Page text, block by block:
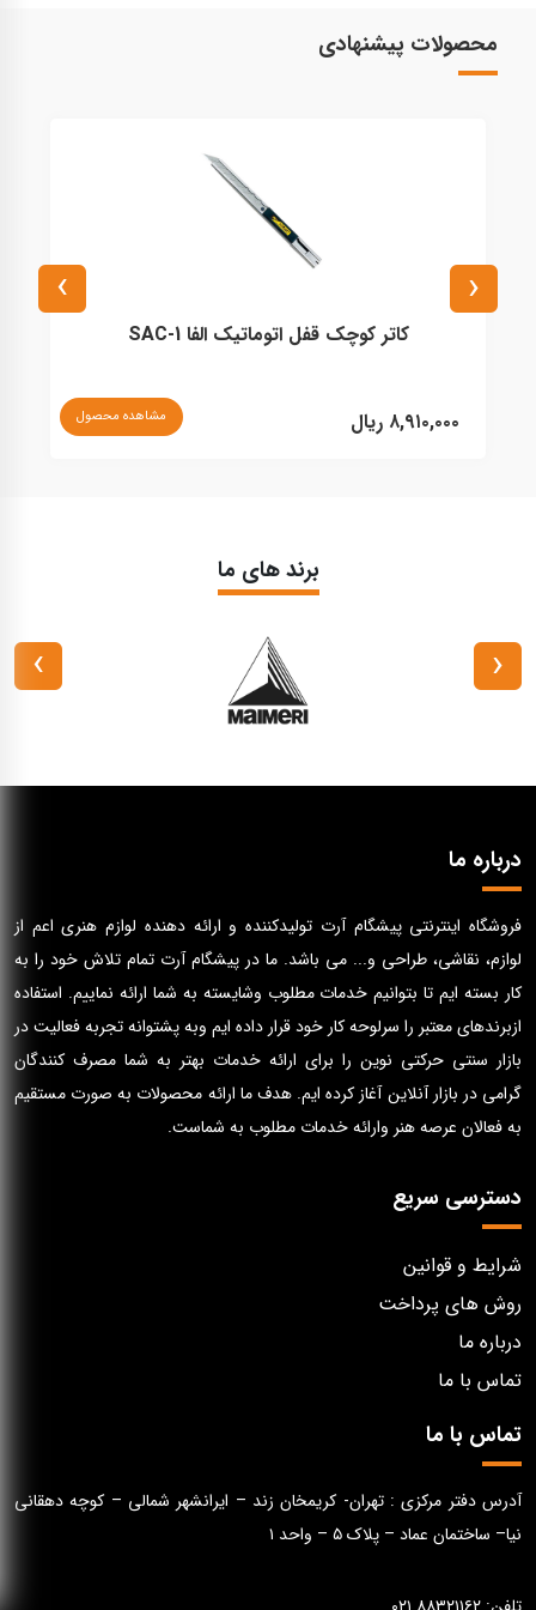
محصولات پیشنهادی
کاتر کوچک قفل اتوماتیک الفا SAC-1
۸,۹۱۰,۰۰۰ ریال مشاهده محصول
‹
›
برند های ما
‹
›
درباره ما
فروشگاه اینترنتی پیشگام آرت تولیدکننده و ارائه دهنده لوازم هنری اعم از
لوازم، نقاشی، طراحی و... می باشد. ما در پیشگام آرت تمام تلاش خود را به
کار بسته ایم تا بتوانیم خدمات مطلوب وشایسته به شما ارائه نماییم. استفاده
ازبرندهای معتبر را سرلوحه کار خود قرار داده ایم وبه پشتوانه تجربه فعالیت در
بازار سنتی حرکتی نوین را برای ارائه خدمات بهتر به شما مصرف کنندگان
گرامی در بازار آنلاین آغاز کرده ایم. هدف ما ارائه محصولات به صورت مستقیم
به فعالان عرصه هنر وارائه خدمات مطلوب به شماست.
دسترسی سریع
شرایط و قوانین
روش های پرداخت
درباره ما
تماس با ما
تماس با ما
آدرس دفتر مرکزی : تهران- کریمخان زند – ایرانشهر شمالی – کوچه دهقانی
نیا– ساختمان عماد – پلاک ۵ – واحد ۱